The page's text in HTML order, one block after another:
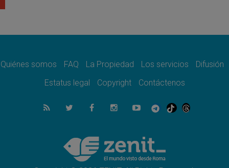
06.08.2026
05.08.2026
sociedad necesita el mensaje del Evangelio
Santa María la Mayor, Makrickas: La gracia
de Dios desciende sobre el mundo
Cristianos y confucianos: Respeto y
sabiduría para afrontar los urgentes desafíos
de hoy
Quiénes somos FAQ La Propiedad Los servicios
Difusión
Estatus legal
Copyright Contáctenos